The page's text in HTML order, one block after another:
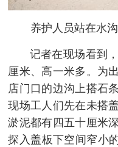
养护人员站在水
记者在现场看到
厘米、高一米多。为
店门口的边沟上搭石
现场工人们先在未搭
淤泥都有四五十厘米
探入盖板下空间窄小